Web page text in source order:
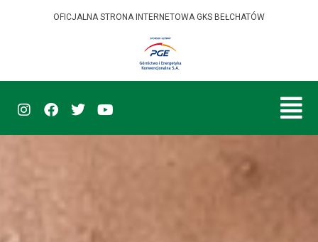
OFICJALNA STRONA INTERNETOWA GKS BEŁCHATÓW